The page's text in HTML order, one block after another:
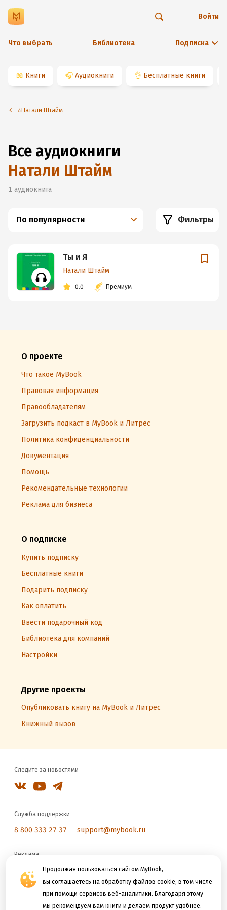
Что выбрать Библиотека Подписка
Войти
📖 Книги 🎧 Аудиокниги 👌 Бесплатные книги
Продолжая пользоваться сайтом MyBook,
вы соглашаетесь на обработку файлов cookie, в том числе
при помощи сервисов веб-аналитики. Благодаря этому
мы рекомендуем вам книги и делаем продукт удобнее.
⭐️Натали Штайм
Все аудиокниги
Натали Штайм
1 аудиокнига
По популярности Фильтры
Ты и Я
Натали Штайм
0.0 Премиум
О проекте
Что такое MyBook
Правовая информация
Правообладателям
Загрузить подкаст в MyBook и Литрес
Политика конфиденциальности
Документация
Помощь
Рекомендательные технологии
Реклама для бизнеса
О подписке
Купить подписку
Бесплатные книги
Подарить подписку
Как оплатить
Ввести подарочный код
Библиотека для компаний
Настройки
Другие проекты
Опубликовать книгу на MyBook и Литрес
Книжный вызов
Следите за новостями
Служба поддержки
8 800 333 27 37 support@mybook.ru
Реклама
reklama@litres.ru
Мы принимаем к оплате